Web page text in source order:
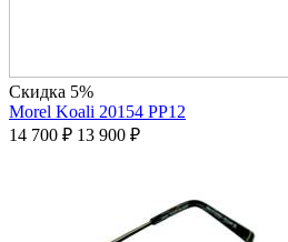
Скидка 5%
Morel Koali 20154 PP12
14 700 ₽ 13 900 ₽